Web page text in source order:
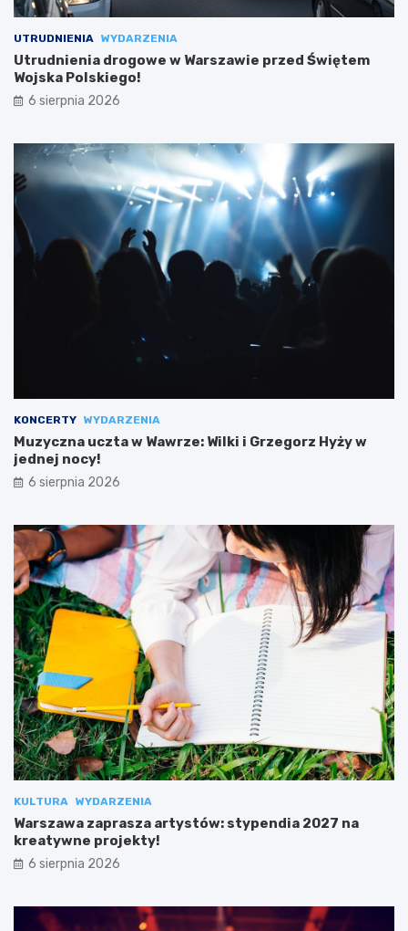
UTRUDNIENIA WYDARZENIA
Utrudnienia drogowe w Warszawie przed Świętem
Wojska Polskiego!
6 sierpnia 2026
KONCERTY WYDARZENIA
Muzyczna uczta w Wawrze: Wilki i Grzegorz Hyży w
jednej nocy!
6 sierpnia 2026
KULTURA WYDARZENIA
Warszawa zaprasza artystów: stypendia 2027 na
kreatywne projekty!
6 sierpnia 2026